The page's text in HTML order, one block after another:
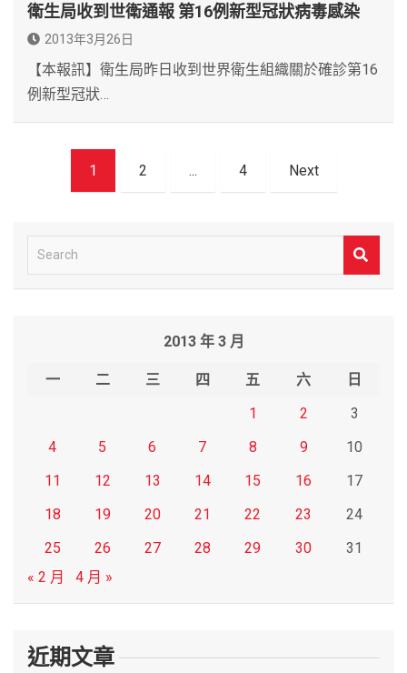
衛生局收到世衛通報 第16例新型冠狀病毒感染
2013年3月26日
【本報訊】衛生局昨日收到世界衛生組織關於確診第16
例新型冠狀…
1 2 ... 4 Next
e
2013 年 3 月
一 二 三 四 五 六
日
1
2
3
4
5 6 7 8 9
10
11
12 13 14 15 16
17
18
19 20 21 22 23
24
25
26 27 28 29 30
31
« 2 月
4 月 »
近期文章